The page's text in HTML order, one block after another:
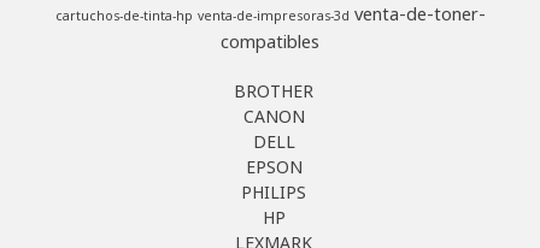
cartuchos-de-tinta-hp venta-de-impresoras-3d venta-de-toner-
compatibles
BROTHER
CANON
DELL
EPSON
PHILIPS
HP
LEXMARK